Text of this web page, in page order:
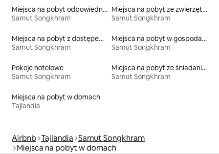
Miejsca na pobyt odpowiednie dla rodzin
Samut Songkhram
Miejsca na pobyt ze zwierzętami
Samut Songkhram
Miejsca na pobyt z dostępem do jeziora
Samut Songkhram
Miejsca na pobyt w gospodarstwach agroturystycznych
Samut Songkhram
Pokoje hotelowe
Samut Songkhram
Miejsca na pobyt ze śniadaniem
Samut Songkhram
Miejsca na pobyt w domach
Tajlandia
Airbnb Tajlandia Samut Songkhram
Miejsca na pobyt w domach